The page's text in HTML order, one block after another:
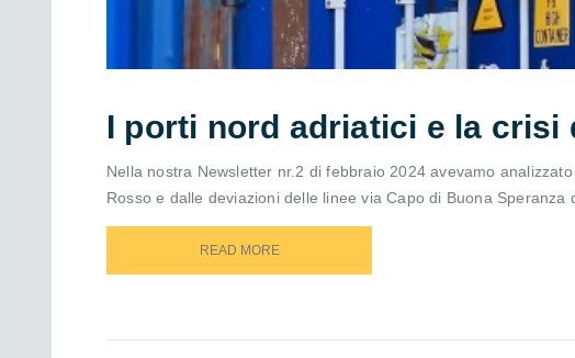
I porti nord adriatici e la crisi
Nella nostra Newsletter nr.2 di febbraio 2024 avevamo
Rosso e dalle deviazioni delle linee via Capo di Buona Speranza
READ MORE